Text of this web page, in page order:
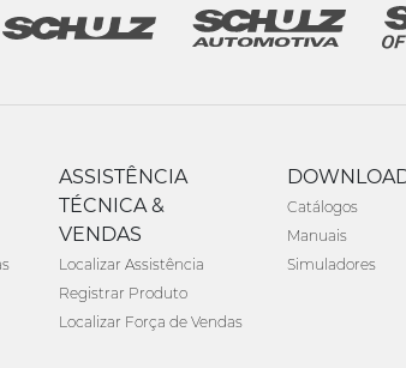
ASSISTÊNCIA
TÉCNICA &
VENDAS
Localizar Assistência
Registrar Produto
Localizar Força de Vendas
Catálogos
Manuais
Simuladores